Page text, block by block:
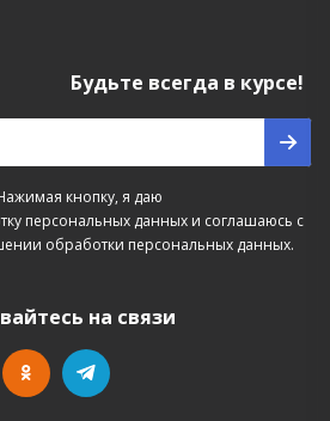
Будьте всегда в курсе!
кнопку, я даю
персональных данныхи соглашаюсь с
обработки персональных данных.
на связи